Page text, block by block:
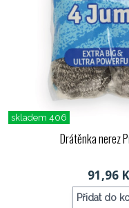
skladem 406
Drátěnka nerez
91,96
Přidat do